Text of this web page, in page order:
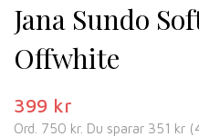
Jana Sundo
Offwhite
399 kr
Ord. 750 kr. Du sparar 351 kr (